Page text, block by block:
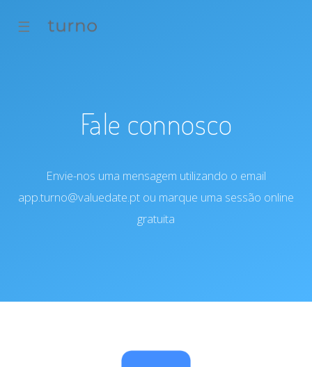
☰
Fale connosco
Envie-nos uma mensagem utilizando o email
app.turno@valuedate.pt ou marque uma sessão online
gratuita